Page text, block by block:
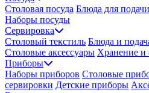
Столовая посуда Блюда для подачи
Наборы посуды
Сервировка
Столовый текстиль Блюда и
Столовые аксессуары Хранение и
Приборы
Наборы приборов Столовые
сервировки Детские приборы